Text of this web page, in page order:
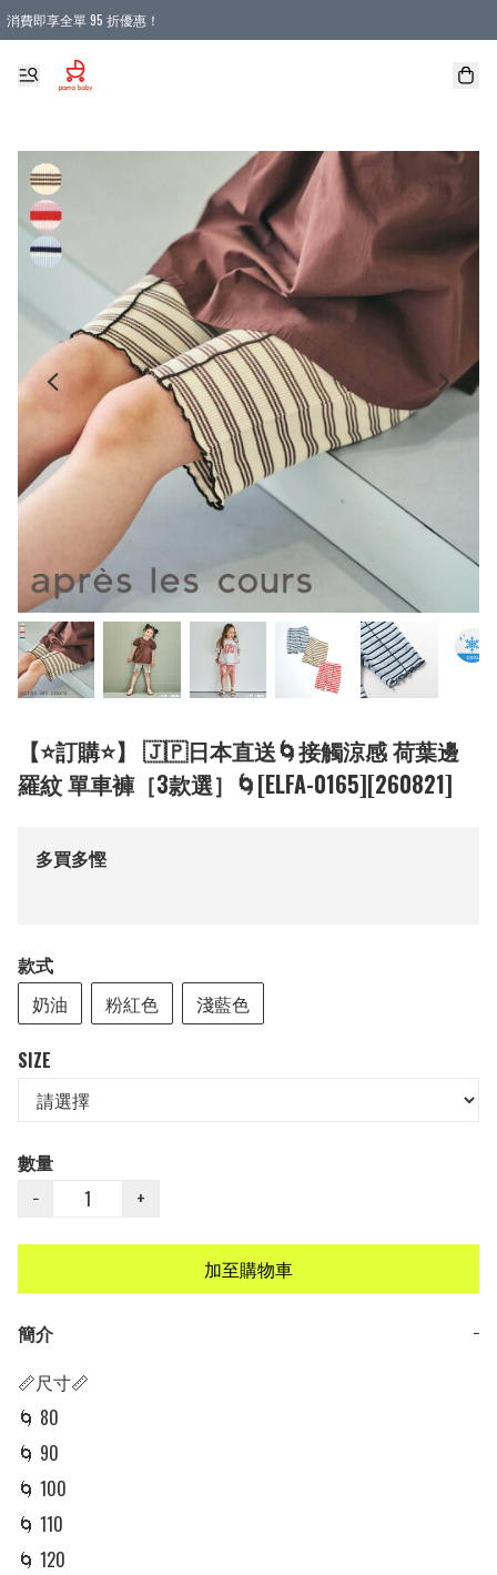
消費即享全單 95 折優惠！
購物滿 HKD 900.00即享免運費優惠！（適用於 本地送貨、本地取貨 )
【⭐訂購⭐】 🇯🇵日本直送🌀接觸涼感 荷葉邊
羅紋 單車褲［3款選］🌀[ELFA-0165][260821]
多買多慳
款式
奶油
粉紅色 淺藍色
SIZE
數量
−
+
加至購物車
簡介
−
📏尺寸📏
🌀 80
🌀 90
🌀 100
🌀 110
🌀 120